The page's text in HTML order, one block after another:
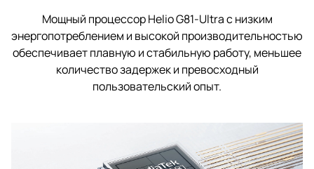
Мощный процессор Helio G81-Ultra с низким
энергопотреблением и высокой производительностью
обеспечивает плавную и стабильную работу, меньшее
количество задержек и превосходный
пользовательский опыт.